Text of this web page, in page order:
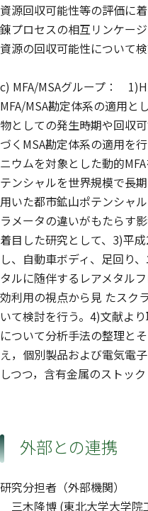
資源回収可能性等の評価に
錬プロセスの相互リンケー
資源の回収可能性について検
c) MFA/MSAグループ：
MFA/MSA勘定体系の適用と
物としての発生時期や回収
づくMSA勘定体系の適用を
ニウムを対象とした動的
テンシャルを世界規模で長
用いた都市鉱山ポテンシャ
ラメータの違いがもたらす
着目した研究として、3)平
し、自動車ボディ、足回り
タルに随伴するレアメタル
効利用の視点から見 たスク
いて検討を行う。4)文献よ
について分析手法の整理と
え，個別製品および電気電
しつつ，含有金属のストッ
外部との連携
研究分担者（外部機関）
三木隆博 (東北大学大学院